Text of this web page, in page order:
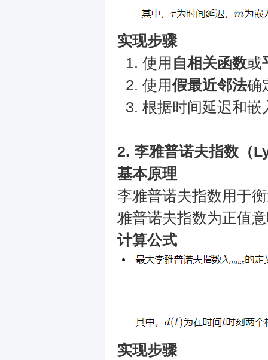
实现步骤
使用 自相关函数或
使用假最近邻法确
根据时间延迟和嵌
2. 李雅普诺夫指数（
基本原理
李雅普诺夫指数用于
雅普诺夫指数为正值
计算公式
实现步骤